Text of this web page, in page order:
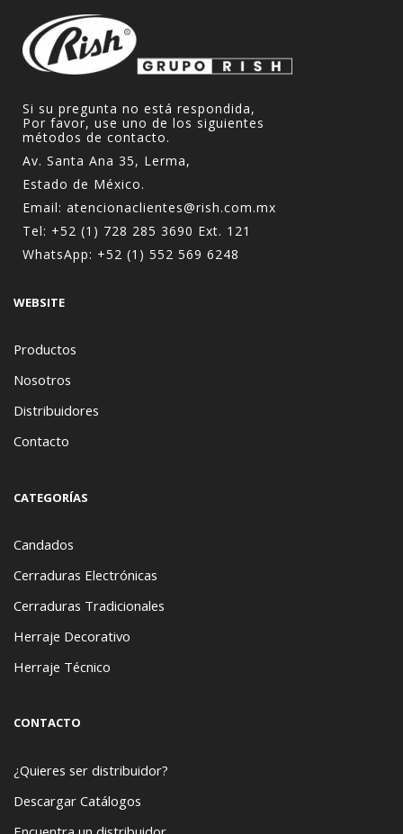
Si su pregunta no está respondida,
Por favor, use uno de los siguientes
métodos de contacto.
Av. Santa Ana 35, Lerma,
Estado de México.
Email: atencionaclientes@rish.com.mx
Tel: +52 (1) 728 285 3690 Ext. 121
WhatsApp: +52 (1) 552 569 6248
WEBSITE
Productos
Nosotros
Distribuidores
Contacto
CATEGORÍAS
Candados
Cerraduras Electrónicas
Cerraduras Tradicionales
Herraje Decorativo
Herraje Técnico
CONTACTO
¿Quieres ser distribuidor?
Descargar Catálogos